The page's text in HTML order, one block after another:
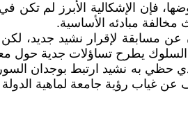
فإن الإشكالية الأبرز لم
مبادئه الأساسية.
مسابقة لإقرار نشيد جديد،
يطرح تساؤلات جدية حول
حظي به نشيد ارتبط بوجدان
عن غياب رؤية جامعة لماهية